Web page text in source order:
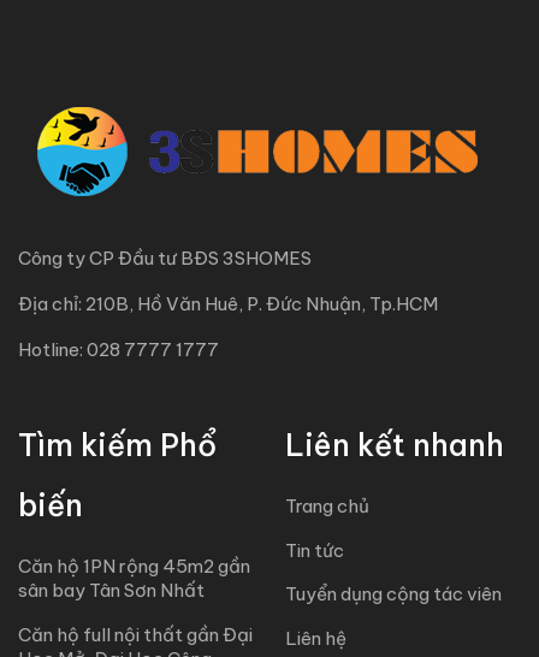
Công ty CP Đầu tư BĐS 3SHOMES
Địa chỉ: 210B, Hồ Văn Huê, P. Đức Nhuận, Tp.HCM
Hotline: 028 7777 1777
Tìm kiếm Phổ
biến
Căn hộ 1PN rộng 45m2 gần
sân bay Tân Sơn Nhất
Căn hộ full nội thất gần Đại
Liên kết nhanh
Trang chủ
Tin tức
Tuyển dụng cộng tác viên
Liên hệ